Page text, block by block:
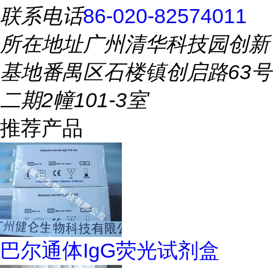
联系电话86-020-82574011
所在地址广州清华科技园创新
基地番禺区石楼镇创启路63号
二期2幢101-3室
推荐产品
巴尔通体IgG荧光试剂盒